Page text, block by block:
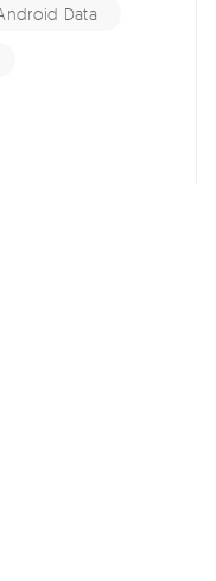
Data